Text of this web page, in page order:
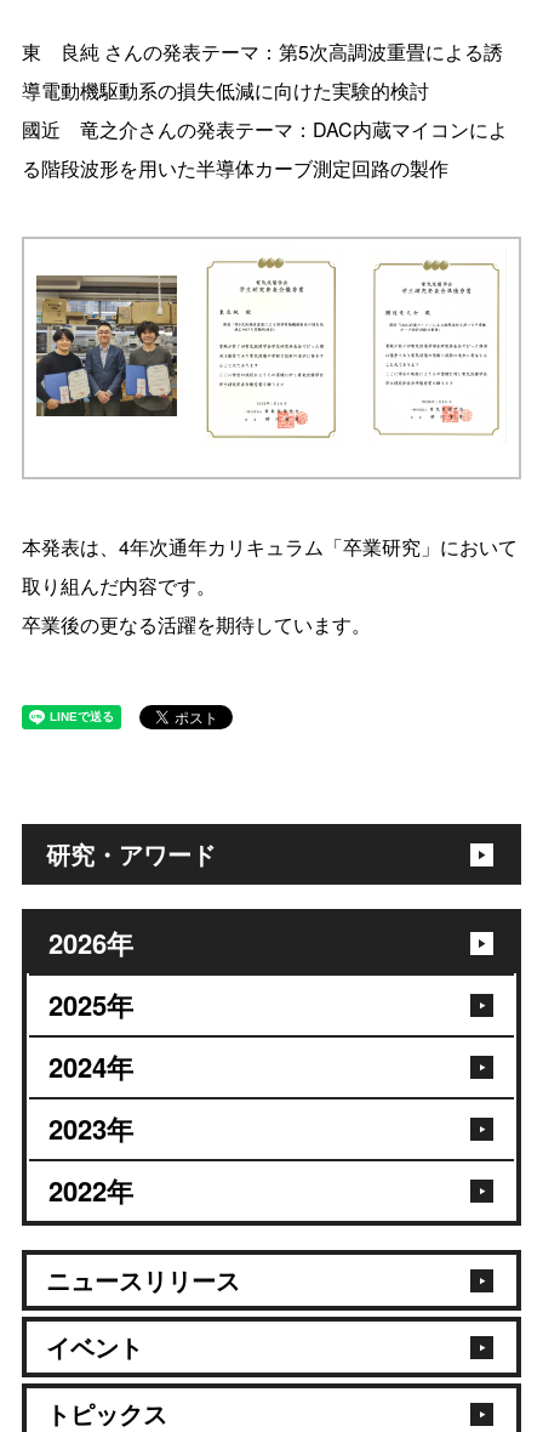
研究・アワード
2026年
2025年
2024年
2023年
2022年
ニュースリリース
イベント
トピックス
東 良純 さんの発表テーマ：第5次高調波重畳による誘
導電動機駆動系の損失低減に向けた実験的検討
國近 竜之介さんの発表テーマ：DAC内蔵マイコンによ
る階段波形を用いた半導体カーブ測定回路の製作
本発表は、4年次通年カリキュラム「卒業研究」において
取り組んだ内容です。
卒業後の更なる活躍を期待しています。